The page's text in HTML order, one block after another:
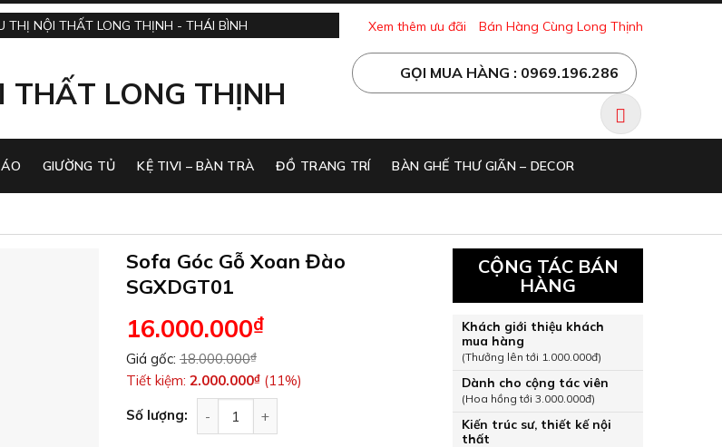
THỊ NỘI THẤT LONG THỊNH - THÁI BÌNH Xem thêm ưu đãi Bán Hàng Cùng Long Thịnh
GỌI MUA HÀNG : 0969.196.286
GIƯỜNG TỦ KỆ TIVI – BÀN TRÀ ĐỒ TRANG TRÍ BÀN GHẾ THƯ GIÃN – DECOR
Sofa Góc Gỗ Xoan Đào
SGXDGT01
16.000.000₫
Giá gốc: 18.000.000₫
Tiết kiệm: 2.000.000₫ (11%)
Số lượng:
Sofa Góc Gỗ Xoan Đào SGXDGT01 số lượng
CỘNG TÁC BÁN
HÀNG
Khách giới thiệu khách
mua hàng
(Thưởng lên tới 1.000.000đ)
Dành cho cộng tác viên
(Hoa hồng tới 3.000.000đ)
Kiến trúc sư, thiết kế nội
thất